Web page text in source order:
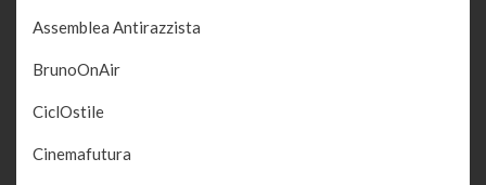
Assemblea Antirazzista
BrunoOnAir
CiclOstile
Cinemafutura